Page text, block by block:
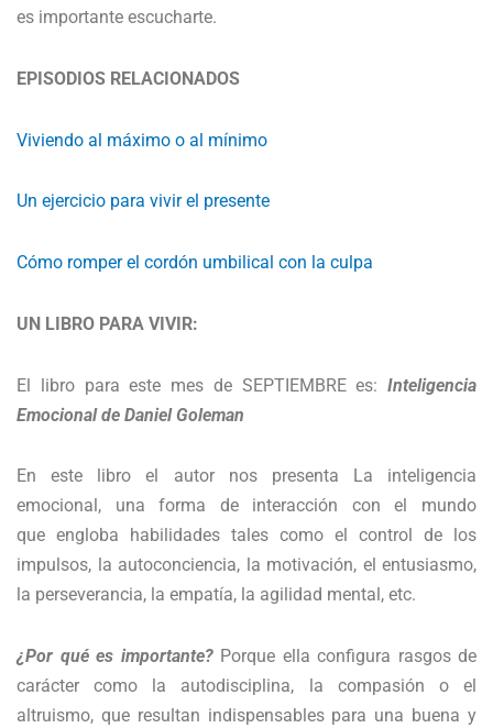
es importante escucharte.
EPISODIOS RELACIONADOS
Viviendo al máximo o al mínimo
Un ejercicio para vivir el presente
Cómo romper el cordón umbilical con la culpa
UN LIBRO PARA VIVIR:
El libro para este mes de SEPTIEMBRE es: Inteligencia
Emocional de Daniel Goleman
En este libro el autor nos presenta La inteligencia
emocional, una forma de interacción con el mundo
que engloba habilidades tales como el control de los
impulsos, la autoconciencia, la motivación, el entusiasmo,
la perseverancia, la empatía, la agilidad mental, etc.
¿Por qué es importante?Porque ella configura rasgos de
carácter como la autodisciplina, la compasión o el
altruismo, que resultan indispensables para una buena y